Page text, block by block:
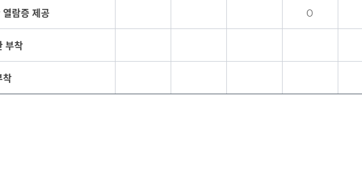
람증 제공 O
부착
착